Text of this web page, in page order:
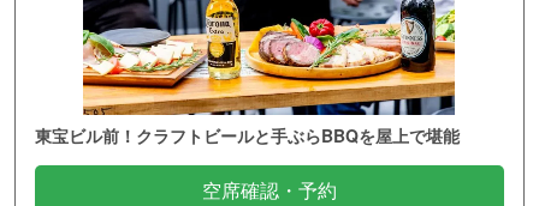
東宝ビル前！クラフトビールと手ぶらBBQを屋上で堪能
空席確認・予約